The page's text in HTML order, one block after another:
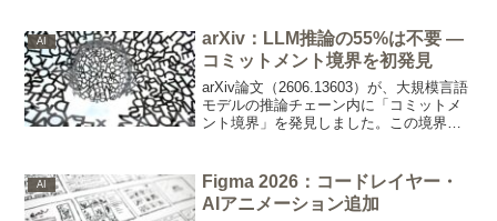
ドの具体的な使い方、さらにパーソナル
な音楽体験を深めるヒントを詳しく解
説。移動中や静かな場所でもAI DJを便利
に活用する方法を紹介。
AI
arXiv：LLM推論の55%は不要 —
コミットメント境界を初発見
arXiv論文（2606.13603）が、大規模言語
モデルの推論チェーン内に「コミットメ
ント境界」を発見しました。この境界以
削減できる可能性があります。
AI
Figma 2026：コードレイヤー・
AIアニメーション追加